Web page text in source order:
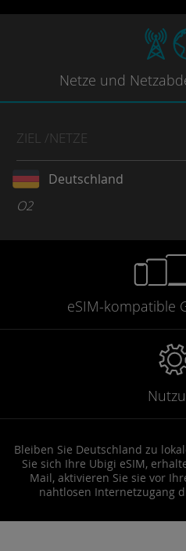
Netze und
ZIEL /NETZE
Deutschland
O2
eSIM-kompatible
Bleiben Sie Deutschland zu
Sie sich Ihre Ubigi eSIM,
Mail, aktivieren Sie sie vor
nahtlosen Internetzugang